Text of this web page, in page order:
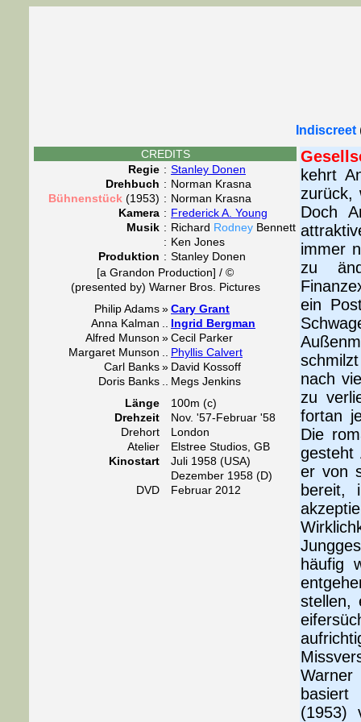
Indiscreet
CREDITS
Regie : Stanley Donen
Drehbuch : Norman Krasna
Bühnenstück (1953) : Norman Krasna
Kamera : Frederick A. Young
Musik : Richard Rodney Bennett
: Ken Jones
Produktion : Stanley Donen
[a Grandon Production] / ©
(presented by) Warner Bros. Pictures
Philip Adams»Cary Grant
Anna Kalman
Ingrid Bergman
Alfred Munson »Cecil Parker
Margaret Munson
Phyllis Calvert
Carl Banks» David Kossoff
Doris Banks
Megs Jenkins
Länge
100m (c)
Drehzeit
Nov. '57-Februar '58
Drehort
London
Atelier
Elstree Studios, GB
Kinostart
Juli 1958 (USA)
Dezember 1958 (D)
DVD
Februar 2012
kehrt
zurück,
Doch
immer
zu
ein
nach
zu
fortan
Die
gesteht
er von
bereit,
häufig
stellen,
basiert